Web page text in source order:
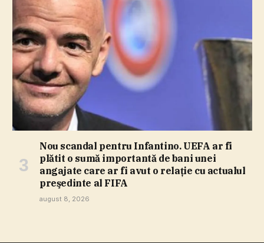
Nou scandal pentru Infantino. UEFA ar fi
plătit o sumă importantă de bani unei
angajate care ar fi avut o relaţie cu actualul
preşedinte al FIFA
august 8, 2026